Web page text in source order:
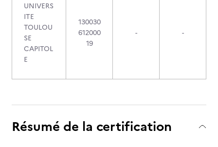
UNIVERS
ITE
TOULOU
SE
CAPITOL
E
130030
612000
19
- -
Résumé de la certification